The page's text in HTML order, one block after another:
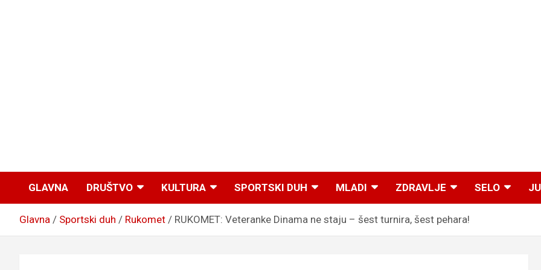
GLAVNA DRUŠTVO KULTURA SPORTSKI DUH MLADI ZDRAVLJE SELO
Glavna Sportski duh Rukomet RUKOMET: Veteranke Dinama ne staju – šest turnira, šest pehara!